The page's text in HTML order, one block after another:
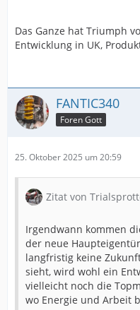
Das Ganze hat Triumph
Entwicklung in UK,
FANTIC340
Foren Gott
25. Oktober 2025 um 20:59
Zitat von
Irgendwann kommen
der neue
langfristig keine
sieht, wird wohl ein
vielleicht noch die
wo Energie und Arbeit